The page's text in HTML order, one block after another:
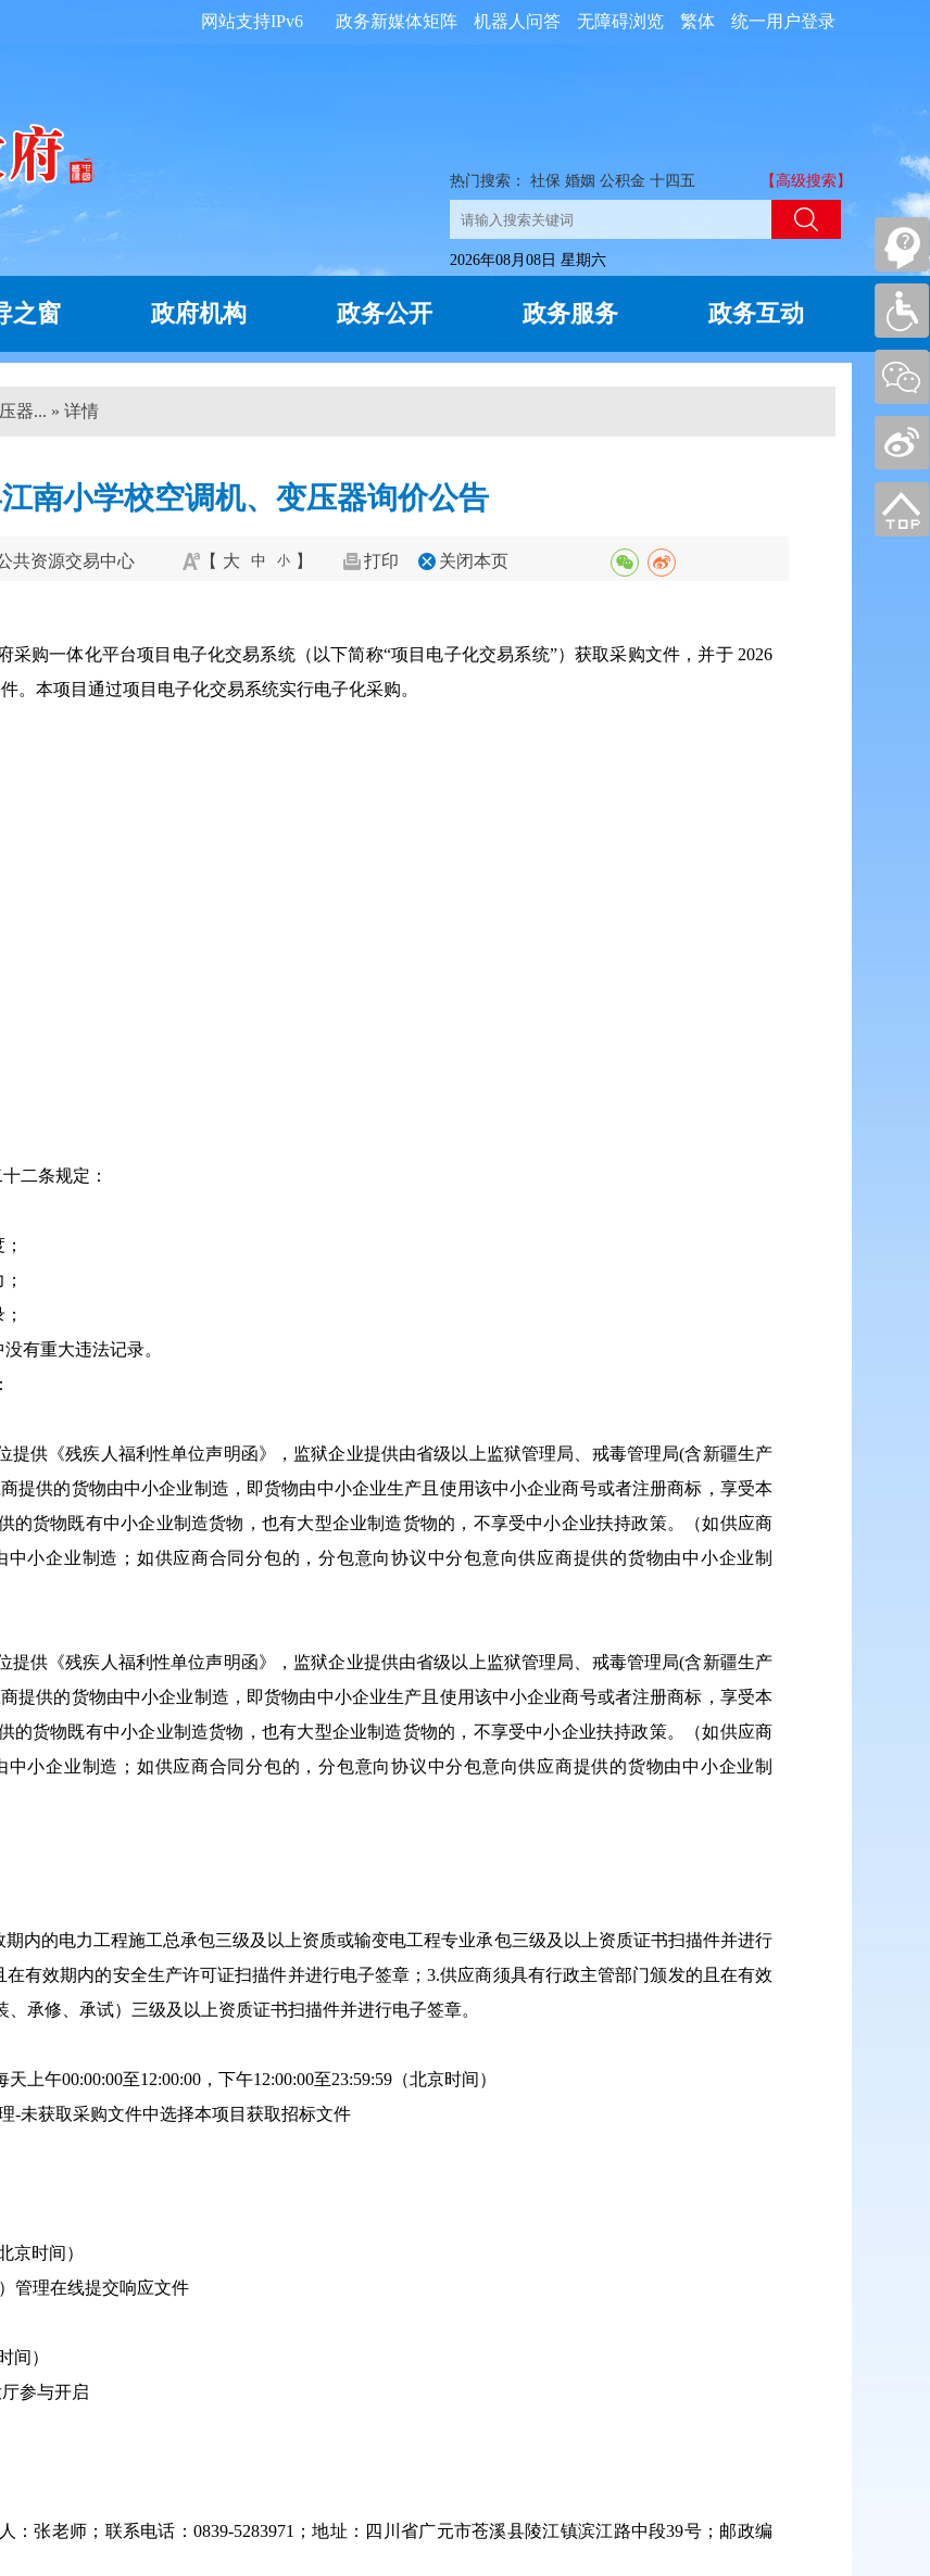
统一用户登录
繁体
无障碍浏览
机器人问答
政务新媒体矩阵
网站支持IPv6
热门搜索： 社保 婚姻 公积金 十四五 【高级搜索】
2026年08月08日 星期六
之窗 政府机构 政务公开 政务服务 政务互动
器... » 详情
南小学校空调机、变压器询价公告
共资源交易中心 【 大 中 小 】 打印 关闭本页
采购一体化平台项目电子化交易系统（以下简称“项目电子化交易系统”）获取采购文件，并于 2026
。本项目通过项目电子化交易系统实行电子化采购。
二条规定：
有重大违法记录。
提供《残疾人福利性单位声明函》，监狱企业提供由省级以上监狱管理局、戒毒管理局(含新疆生产
提供的货物由中小企业制造，即货物由中小企业生产且使用该中小企业商号或者注册商标，享受本
的货物既有中小企业制造货物，也有大型企业制造货物的，不享受中小企业扶持政策。（如供应商
小企业制造；如供应商合同分包的，分包意向协议中分包意向供应商提供的货物由中小企业制
提供《残疾人福利性单位声明函》，监狱企业提供由省级以上监狱管理局、戒毒管理局(含新疆生产
提供的货物由中小企业制造，即货物由中小企业生产且使用该中小企业商号或者注册商标，享受本
的货物既有中小企业制造货物，也有大型企业制造货物的，不享受中小企业扶持政策。（如供应商
小企业制造；如供应商合同分包的，分包意向协议中分包意向供应商提供的货物由中小企业制
内的电力工程施工总承包三级及以上资质或输变电工程专业承包三级及以上资质证书扫描件并进行
有效期内的安全生产许可证扫描件并进行电子签章；3.供应商须具有行政主管部门颁发的且在有效
承修、承试）三级及以上资质证书扫描件并进行电子签章。
上午00:00:00至12:00:00，下午12:00:00至23:59:59（北京时间）
-未获取采购文件中选择本项目获取招标文件
京时间）
管理在线提交响应文件
间）
参与开启
：张老师；联系电话：0839-5283971；地址：四川省广元市苍溪县陵江镇滨江路中段39号；邮政编